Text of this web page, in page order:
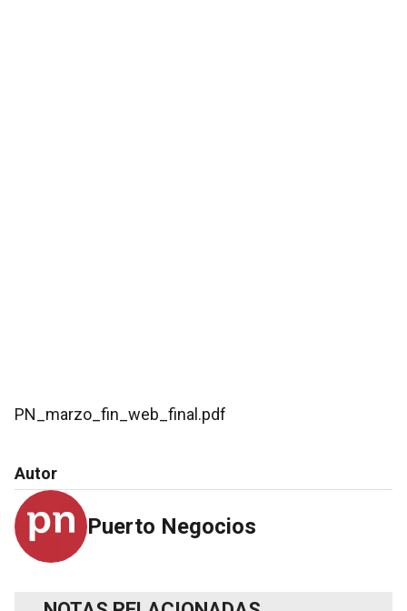
PN_marzo_fin_web_final.pdf
Autor
Puerto Negocios